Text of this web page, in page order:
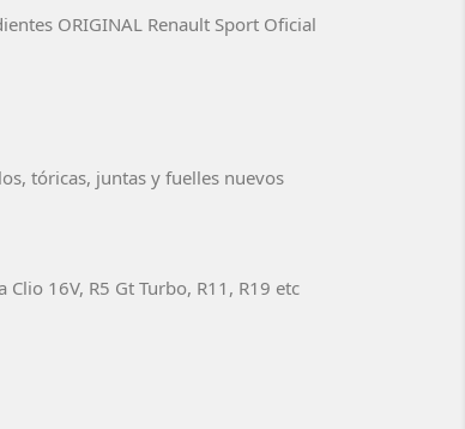
ORIGINAL Renault Sport Oficial
tóricas, juntas y fuelles nuevos
16V, R5 Gt Turbo, R11, R19 etc